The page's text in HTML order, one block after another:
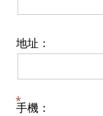
地址：
手機：